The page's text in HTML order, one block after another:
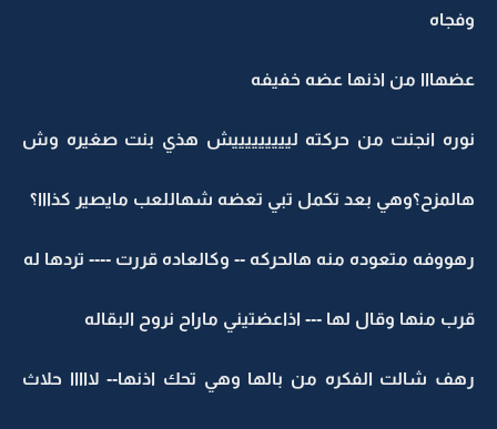
وفجاه
عضهااا من اذنها عضه خفيفه
نوره انجنت من حركته ليييييييييش هذي بنت صغيره وش
هالمزح؟وهي بعد تكمل تبي تعضه شهاللعب مايصير كذااا؟
رهووفه متعوده منه هالحركه -- وكالعاده قررت ---- تردها له
قرب منها وقال لها --- اذاعضتيني ماراح نروح البقاله
رهف شالت الفكره من بالها وهي تحك اذنها-- لااااا حلاث